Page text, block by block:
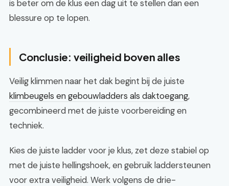
is beter om de klus een dag uit te stellen dan een
blessure op te lopen.
Conclusie: veiligheid boven alles
Veilig klimmen naar het dak begint bij de juiste
klimbeugels en gebouwladders als daktoegang,
gecombineerd met de juiste voorbereiding en
techniek.
Kies de juiste ladder voor je klus, zet deze stabiel op
met de juiste hellingshoek, en gebruik laddersteunen
voor extra veiligheid. Werk volgens de drie-